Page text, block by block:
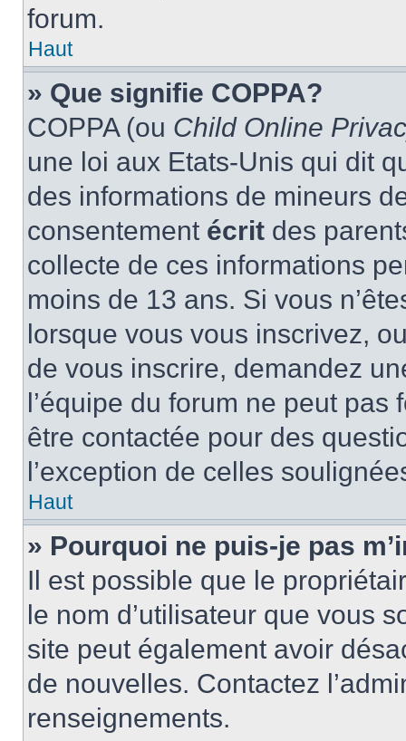
forum.
Haut
» Que signifie COPPA?
COPPA (ou Child Online
une loi aux Etats-Unis qui dit
des informations de mineurs
consentement écrit des
collecte de ces informations
moins de 13 ans. Si vous
lorsque vous vous inscrivez,
de vous inscrire, demandez
l’équipe du forum ne peut
être contactée pour des
l’exception de celles
Haut
» Pourquoi ne puis-je pas
Il est possible que le
le nom d’utilisateur que vous
site peut également avoir
de nouvelles. Contactez
renseignements.